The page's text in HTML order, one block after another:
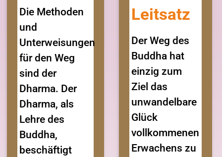
Die Methoden
und
Unterweisungen
für den Weg
sind der
Dharma. Der
Dharma, als
Lehre des
Buddha,
beschäftigt
Leitsatz
Der Weg des
Buddha hat
einzig zum
Ziel das
unwandelbare
Glück
vollkommenen
Erwachens zu